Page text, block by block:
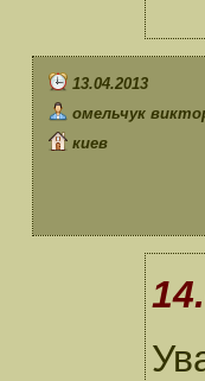
13.04.2013
омельчук
киев